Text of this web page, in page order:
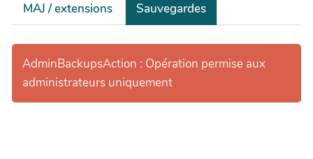
MAJ / extensions
Sauvegardes
AdminBackupsAction : Opération permise aux
administrateurs uniquement